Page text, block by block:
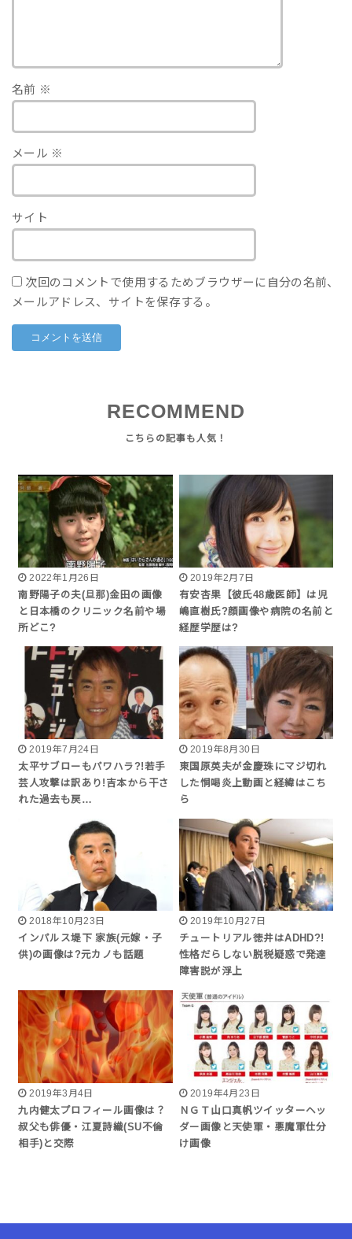
名前 ※
メール ※
サイト
次回のコメントで使用するためブラウザーに自分の名前、
メールアドレス、サイトを保存する。
RECOMMEND
2022年1月26日
南野陽子の夫(旦那)金田の画像
と日本橋のクリニック名前や場
所どこ?
2019年2月7日
有安杏果【彼氏48歳医師】は児
嶋直樹氏?顔画像や病院の名前と
経歴学歴は?
2019年7月24日
太平サブローもパワハラ?!若手
芸人攻撃は訳あり!吉本から干さ
れた過去も戻…
2019年8月30日
東国原英夫が金慶珠にマジ切れ
した恫喝炎上動画と経緯はこち
ら
2018年10月23日
インパルス堤下 家族(元嫁・子
供)の画像は?元カノも話題
2019年10月27日
チュートリアル徳井はADHD?!
性格だらしない脱税疑惑で発達
障害説が浮上
2019年3月4日
九内健太プロフィール画像は？
叔父も俳優・江夏詩織(SU不倫
相手)と交際
2019年4月23日
ＮＧＴ山口真帆ツイッターヘッ
ダー画像と天使軍・悪魔軍仕分
け画像